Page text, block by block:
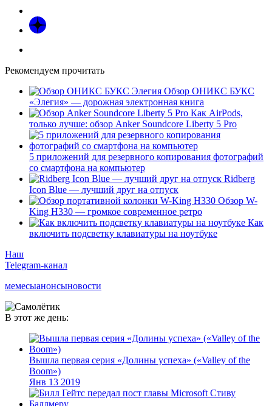
Рекомендуем прочитать
Обзор ОНИКС БУКС
«Элегия» — дорожная электронная книга
Как AirPods,
только лучше: обзор Anker Soundcore Liberty 5 Pro
5 приложений для резервного копирования фотографий
со смартфона на компьютер
Ridberg
Icon Blue — лучший друг на отпуск
Обзор W-
King H330 — громкое современное ретро
Как
включить подсветку клавиатуры на ноутбуке
Наш
Telegram-канал
мемесыанонсыновости
В этот же день:
Вышла первая серия «Долины успеха» («Valley of the
Boom»)
Янв 13 2019